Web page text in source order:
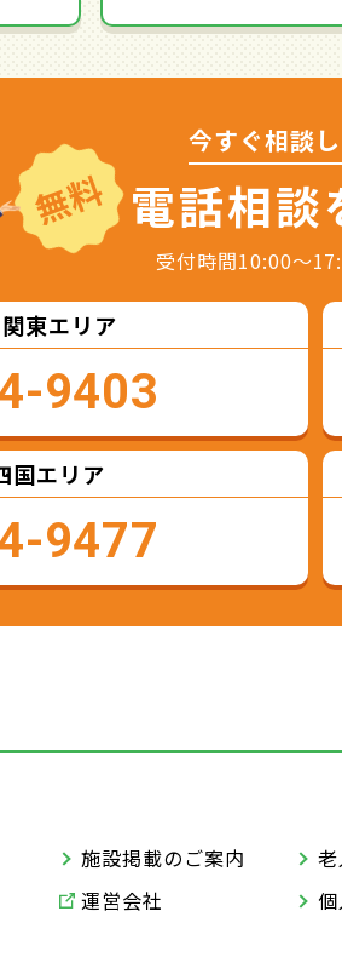
無料
今すぐ相談
電話相談
受付時間10:00～
東エリア
9403
国エリア
9477
施設掲載のご案内
運営会社